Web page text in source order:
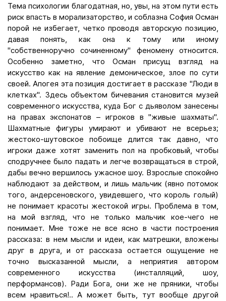
Тема психологии благодатная, но, увы, на этом пути есть
риск впасть в морализаторство, и соблазна София Осман
порой не избегает, четко проводя авторскую позицию,
давая понять, как она к тому или иному
"собственноручно сочиненному" феномену относится.
Особенно заметно, что Осман присущ взгляд на
искусство как на явление демоническое, злое по сути
своей. Апогея эта позиция достигает в рассказе "Люди в
клетках". Здесь объектом бичевания становится музей
современного искусства, куда Бог с дьяволом занесены
на правах экспонатов – игроков в "живые шахматы".
Шахматные фигуры умирают и убивают не всерьез;
жестоко-шутовское побоище длится так давно, что
игроки даже хотят заменить пол на пробковый, чтобы
сподручнее было падать и легче возвращаться в строй,
дабы вечно вершилось ужасное шоу. Взрослые спокойно
наблюдают за действом, и лишь мальчик (явно потомок
того, андерсеновского, увидевшего, что король голый)
не понимает красоты жестокой игры. Проблема в том,
на мой взгляд, что не только мальчик кое-чего не
понимает. Мне тоже не все ясно в части построения
рассказа: в нем мысли и идеи, как матрешки, вложены
друг в друга, и от рассказа остается ощущение не
точно высказанной мысли, а неприятия автором
современного искусства (инсталляций, шоу,
перформансов). Ради Бога, они же не пряники, чтобы
всем нравиться!.. А может быть, тут вообще другой